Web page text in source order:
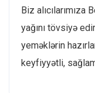
Biz alıcılarımıza
yağını tövsiyə
yeməklərin
keyfiyyətli,